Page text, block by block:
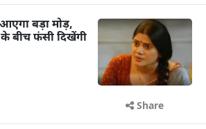
बड़ा मोड़,
के बीच फंसी दिखेंगी
Share